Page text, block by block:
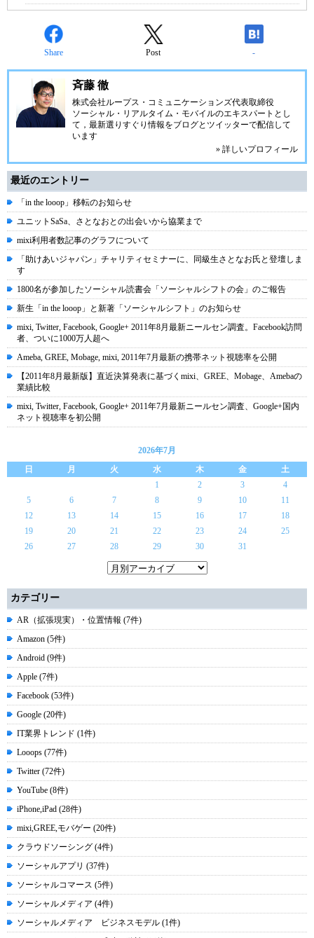
Share Post -
斉藤 徹
株式会社ループス・コミュニケーションズ代表取締役
ソーシャル・リアルタイム・モバイルのエキスパートとし
て，最新選りすぐり情報をブログとツイッターで配信して
います
» 詳しいプロフィール
最近のエントリー
「in the looop」移転のお知らせ
ユニットSaSa、さとなおとの出会いから協業まで
mixi利用者数記事のグラフについて
「助けあいジャパン」チャリティセミナーに、同級生さとなお氏と登壇しま
す
1800名が参加したソーシャル読書会「ソーシャルシフトの会」のご報告
新生「in the looop」と新著「ソーシャルシフト」のお知らせ
mixi, Twitter, Facebook, Google+ 2011年8月最新ニールセン調査。Facebook訪問
者、ついに1000万人超へ
Ameba, GREE, Mobage, mixi, 2011年7月最新の携帯ネット視聴率を公開
【2011年8月最新版】直近決算発表に基づくmixi、GREE、Mobage、Amebaの
業績比較
mixi, Twitter, Facebook, Google+ 2011年7月最新ニールセン調査、Google+国内
ネット視聴率を初公開
2026年7月
日
月 火 水 木 金
土
1
2 3
4
5
6 7 8 9 10
11
12
13 14 15 16 17
18
19
20 21 22 23 24
25
26
27 28 29 30 31
カテゴリー
AR（拡張現実）・位置情報 (7件)
Amazon (5件)
Android (9件)
Apple (7件)
Facebook (53件)
Google (20件)
IT業界トレンド (1件)
Looops (77件)
Twitter (72件)
YouTube (8件)
iPhone,iPad (28件)
mixi,GREE,モバゲー (20件)
クラウドソーシング (4件)
ソーシャルアプリ (37件)
ソーシャルコマース (5件)
ソーシャルメディア (4件)
ソーシャルメディア ビジネスモデル (1件)